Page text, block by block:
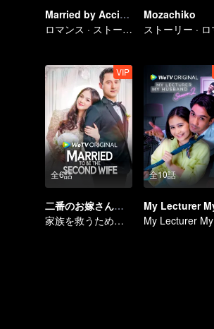
Married by Accident
ロマンス · ストーリー
Mozachiko
全6話
VIP
二番のお嫁さんとして結婚した
家族を救うため、やむなく後妻となる運命に..
全10話